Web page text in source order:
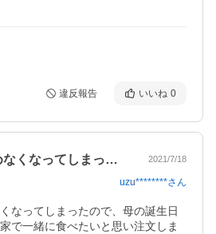
違反報告 いいね 0
気軽に外食も楽しめなくなってしまったの… 2021/7/18
uzu********さん
なってしまったので、母の誕生日
で一緒に食べたいと思い注文しま